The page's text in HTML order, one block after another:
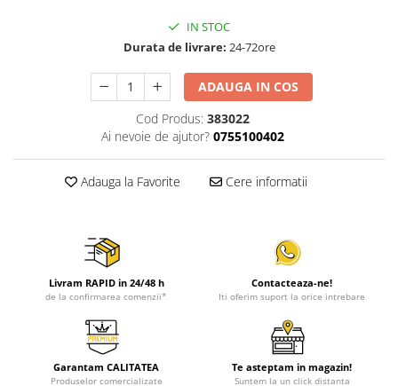
IN STOC
Durata de livrare: 24-72ore
ADAUGA IN COS
Cod Produs: 383022
Ai nevoie de ajutor? 0755100402
Adauga la Favorite Cere informatii
Livram RAPID in 24/48 h
de la confirmarea comenzii*
Contacteaza-ne!
Iti oferim suport la orice intrebare
Garantam CALITATEA
Produselor comercializate
Te asteptam in magazin!
Suntem la un click distanta